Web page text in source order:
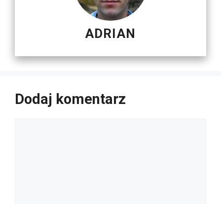
ADRIAN
Dodaj komentarz